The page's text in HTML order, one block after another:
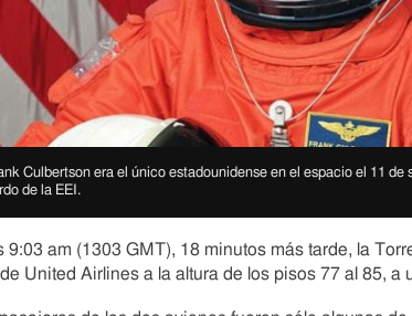
Culbertson era el único estadounidense en el espacio el 11
de la EEI.
9:03 am (1303 GMT), 18 minutos más tarde, la
United Airlines a la altura de los pisos 77 al 85, a